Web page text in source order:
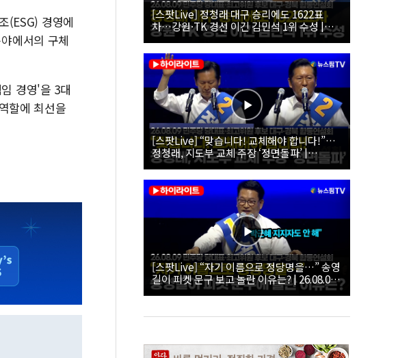
(ESG) 경영에
에서의 구체
경영'을 3대
할에 최선을
[스팟Live] 정청래 대구 승리에도 1622표
차…강원·TK 경선 이긴 김민석 1위 수성 |
26.08.09 더불어민주당 당대표·최고위원 후
보 대구·경북 합동연설회
[스팟Live] “맞습니다! 교체해야 합니다!”…
정청래, 지도부 교체 주장 ‘정면돌파’ |
26.08.09 더불어민주당 당대표·최고위원 후
보 대구·경북 합동연설회
[스팟Live] “자기 이름으로 정당명을…” 송영
길이 피켓 문구 보고 놀란 이유는? | 26.08.09
더불어민주당 당대표·최고위원 후보 대구·경